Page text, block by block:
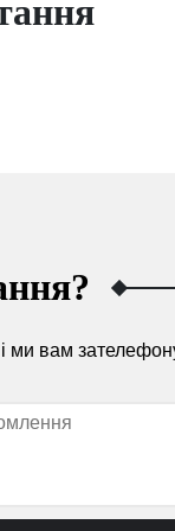
ми вам